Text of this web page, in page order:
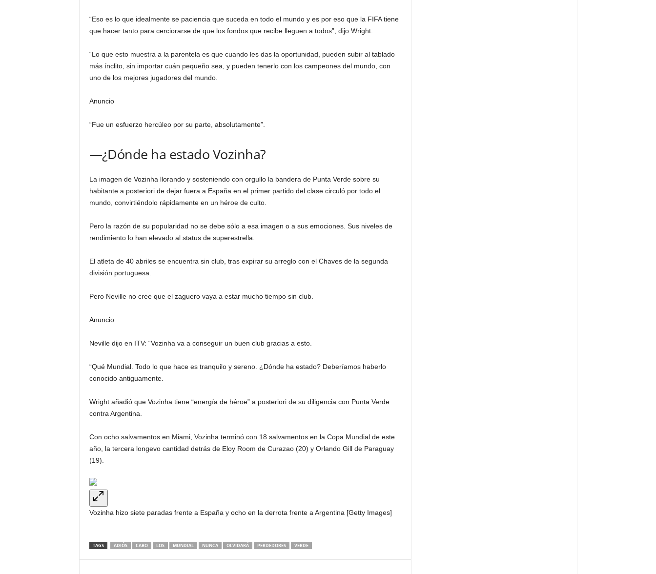
“Eso es lo que idealmente se paciencia que suceda en todo el mundo y es por eso que la FIFA tiene
que hacer tanto para cerciorarse de que los fondos que recibe lleguen a todos”, dijo Wright.
“Lo que esto muestra a la parentela es que cuando les das la oportunidad, pueden subir al tablado
más ínclito, sin importar cuán pequeño sea, y pueden tenerlo con los campeones del mundo, con
uno de los mejores jugadores del mundo.
Anuncio
“Fue un esfuerzo hercúleo por su parte, absolutamente”.
—¿Dónde ha estado Vozinha?
La imagen de Vozinha llorando y sosteniendo con orgullo la bandera de Punta Verde sobre su
habitante a posteriori de dejar fuera a España en el primer partido del clase circuló por todo el
mundo, convirtiéndolo rápidamente en un héroe de culto.
Pero la razón de su popularidad no se debe sólo a esa imagen o a sus emociones. Sus niveles de
rendimiento lo han elevado al status de superestrella.
El atleta de 40 abriles se encuentra sin club, tras expirar su arreglo con el Chaves de la segunda
división portuguesa.
Pero Neville no cree que el zaguero vaya a estar mucho tiempo sin club.
Anuncio
Neville dijo en ITV: “Vozinha va a conseguir un buen club gracias a esto.
“Qué Mundial. Todo lo que hace es tranquilo y sereno. ¿Dónde ha estado? Deberíamos haberlo
conocido antiguamente.
Wright añadió que Vozinha tiene “energía de héroe” a posteriori de su diligencia con Punta Verde
contra Argentina.
Con ocho salvamentos en Miami, Vozinha terminó con 18 salvamentos en la Copa Mundial de este
año, la tercera longevo cantidad detrás de Eloy Room de Curazao (20) y Orlando Gill de Paraguay
(19).
Vozinha hizo siete paradas frente a España y ocho en la derrota frente a Argentina [Getty Images]
TAGS ADIÓS CABO LOS MUNDIAL NUNCA OLVIDARÁ PERDEDORES VERDE